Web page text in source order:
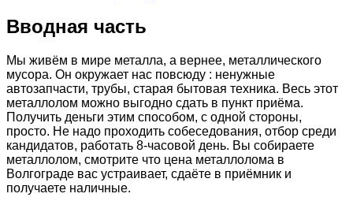
Вводная часть
Мы живём в мире металла, а вернее, металлического
мусора. Он окружает нас повсюду : ненужные
автозапчасти, трубы, старая бытовая техника. Весь этот
металлолом можно выгодно сдать в пункт приёма.
Получить деньги этим способом, с одной стороны,
просто. Не надо проходить собеседования, отбор среди
кандидатов, работать 8-часовой день. Вы собираете
металлолом, смотрите что цена металлолома в
Волгограде вас устраивает, сдаёте в приёмник и
получаете наличные.